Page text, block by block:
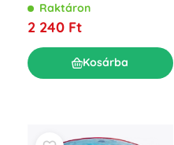
cmRaktáron
2 240 Ft
Kosárba